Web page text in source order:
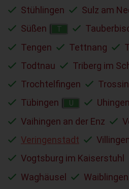
Stühlingen
Sulz am
Süßen
T
Tengen
Tettnang
Todtnau
Triberg im
Trochtelfingen
Tübingen
U Uhingen
Vaihingen an der Enz
Veringenstadt
Vogtsburg im Kaiserstuhl
Waghäusel Waiblingen